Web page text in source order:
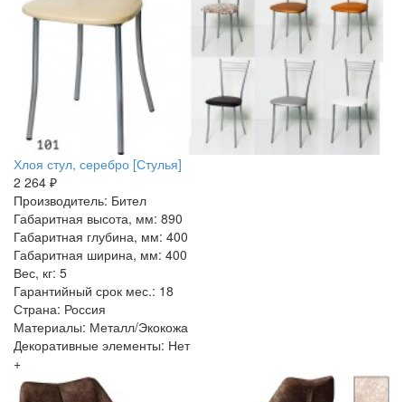
Хлоя стул, серебро [Стулья]
2 264 ₽
Производитель: Бител
Габаритная высота, мм: 890
Габаритная глубина, мм: 400
Габаритная ширина, мм: 400
Вес, кг: 5
Гарантийный срок мес.: 18
Страна: Россия
Материалы: Металл/Экокожа
Декоративные элементы: Нет
+